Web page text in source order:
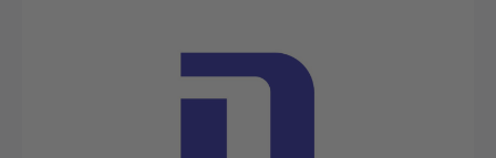
Ignorar galeria de imagens